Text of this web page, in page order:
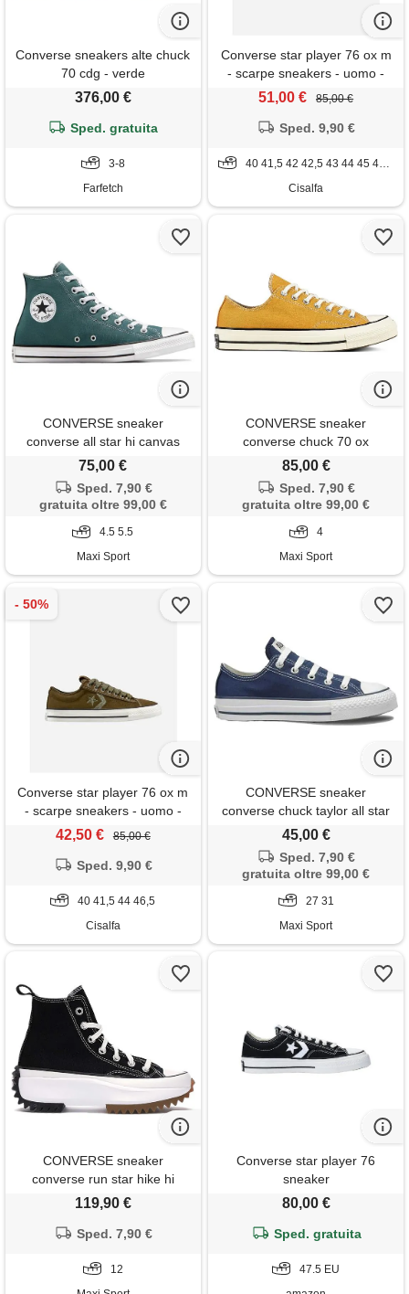
Converse sneakers alte chuck
70 cdg - verde
376,00 €
Sped. gratuita
3-8
Farfetch
Converse star player 76 ox m
- scarpe sneakers - uomo -
grigio
51,00 € 85,00 €
Sped. 9,90 €
40 41,5 42 42,5 43 44 45 46 46,5
Cisalfa
CONVERSE sneaker
converse all star hi canvas
75,00 €
Sped. 7,90 €
gratuita oltre 99,00 €
4.5 5.5
Maxi Sport
CONVERSE sneaker
converse chuck 70 ox
85,00 €
Sped. 7,90 €
gratuita oltre 99,00 €
4
Maxi Sport
Converse star player 76 ox m
- scarpe sneakers - uomo -
verde
42,50 € 85,00 €
Sped. 9,90 €
40 41,5 44 46,5
Cisalfa
CONVERSE sneaker
converse chuck taylor all star
ox blu bambino
45,00 €
Sped. 7,90 €
gratuita oltre 99,00 €
27 31
Maxi Sport
CONVERSE sneaker
converse run star hike hi
119,90 €
Sped. 7,90 €
12
Converse star player 76
sneaker
80,00 €
Sped. gratuita
47.5 EU